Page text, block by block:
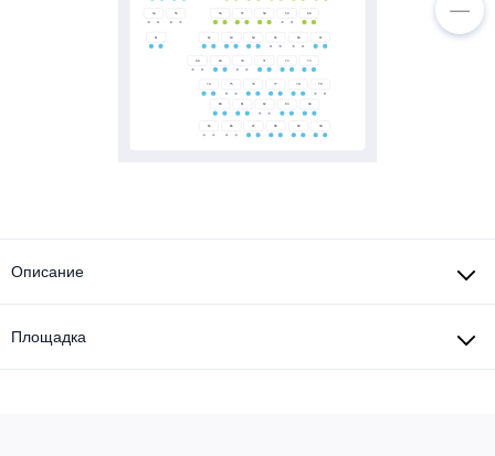
Описание
Площадка